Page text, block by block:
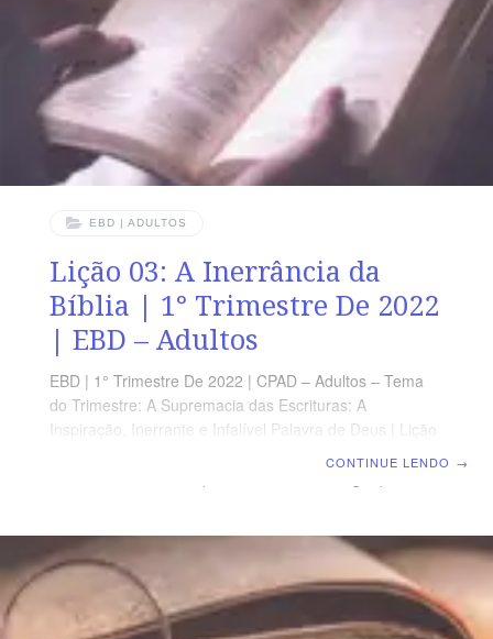
EBD | ADULTOS
Lição 03: A Inerrância da
Bíblia | 1° Trimestre De 2022
| EBD – Adultos
EBD | 1° Trimestre De 2022 | CPAD – Adultos – Tema
do Trimestre: A Supremacia das Escrituras: A
Inspiração, Inerrante e Infalível Palavra de Deus | Lição
VERDADE PRÁTICA A doutrina segundo a qual a Bíblia
não contém erro algum denomina-se “Inerrância das
Escrituras”. Por isso podemos confiar em sua
mensagem que
CONTINUE LENDO →